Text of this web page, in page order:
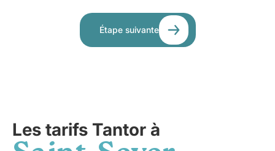
Étape suivante
Les tarifs Tantor à